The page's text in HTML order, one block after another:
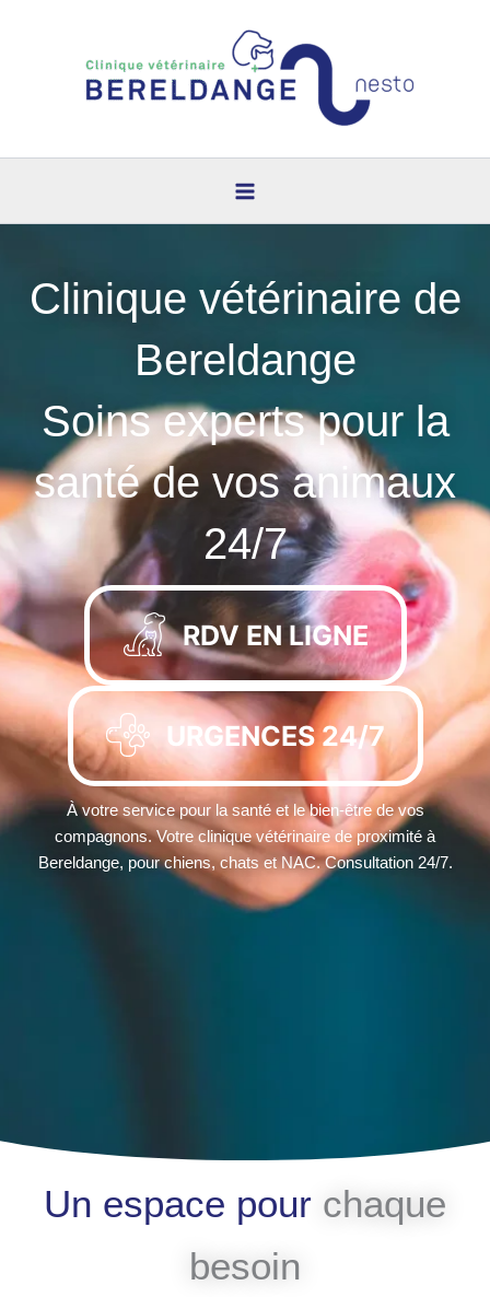
Clinique vétérinaire de
Bereldange
Soins experts pour la
santé de vos animaux
24/7
RDV EN LIGNE
URGENCES 24/7
À votre service pour la santé et le bien-être de vos
compagnons. Votre clinique vétérinaire de proximité à
Bereldange, pour chiens, chats et NAC. Consultation 24/7.
Un espace pour chaque
besoin